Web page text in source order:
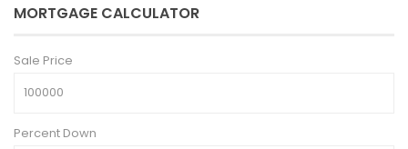
MORTGAGE CALCULATOR
Sale Price
Percent Down